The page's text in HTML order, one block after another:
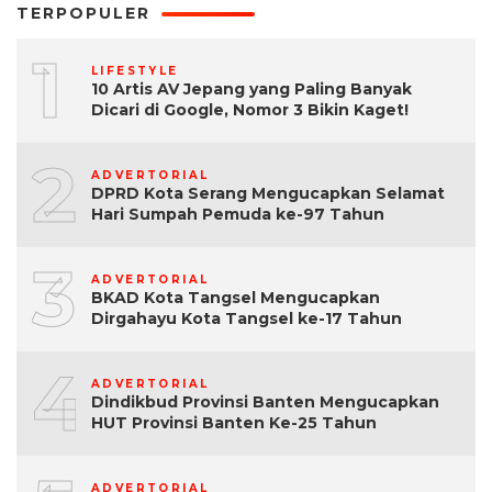
TERPOPULER
1 LIFESTYLE
10 Artis AV Jepang yang Paling Banyak
Dicari di Google, Nomor 3 Bikin Kaget!
2 ADVERTORIAL
DPRD Kota Serang Mengucapkan Selamat
Hari Sumpah Pemuda ke-97 Tahun
3 ADVERTORIAL
BKAD Kota Tangsel Mengucapkan
Dirgahayu Kota Tangsel ke-17 Tahun
4 ADVERTORIAL
Dindikbud Provinsi Banten Mengucapkan
HUT Provinsi Banten Ke-25 Tahun
ADVERTORIAL